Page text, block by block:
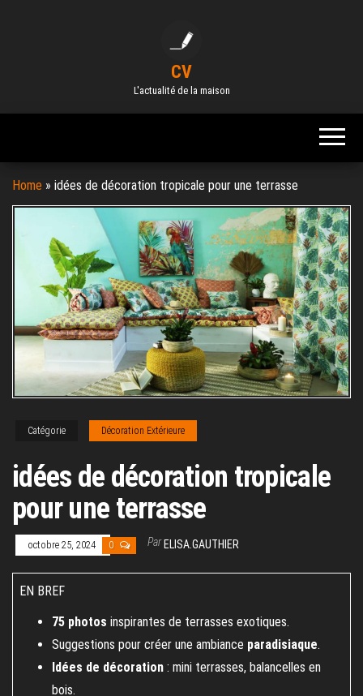
CV
L'actualité de la maison
Home » idées de décoration tropicale pour une terrasse
Catégorie Décoration Extérieure
idées de décoration tropicale
pour une terrasse
octobre 25, 2024 0 Par ELISA.GAUTHIER
EN BREF
75 photos inspirantes de terrasses exotiques.
Suggestions pour créer une ambiance paradisiaque.
Idées de décoration : mini terrasses, balancelles en
bois.